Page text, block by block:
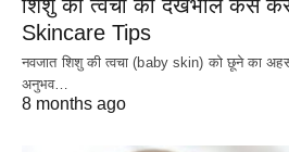
शिशु की त्वचा की देखभाल कैसे
Skincare Tips
नवजात शिशु की त्वचा (baby skin) को छूने का
अनुभव…
8 months ago